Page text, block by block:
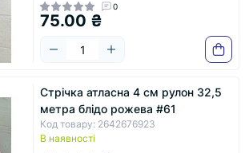
0
75.00 ₴
Стрічка атласна 4 см рулон 32,5
метра блідо рожева #61
Код товару: 2642676923
В наявності